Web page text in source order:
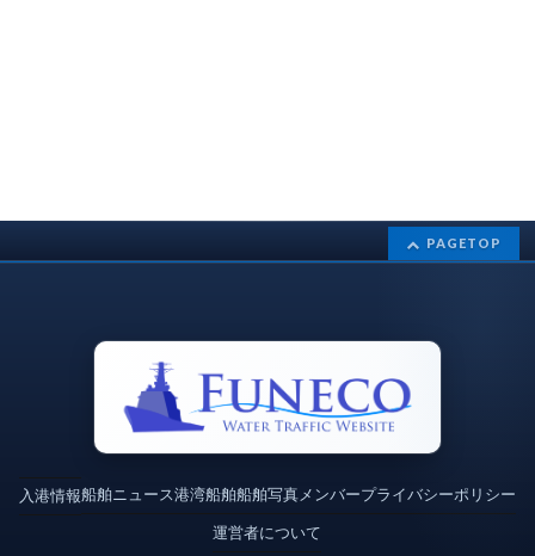
PAGETOP
入港情報船舶ニュース港湾船舶船舶写真メンバープライバシーポリシー
運営者について